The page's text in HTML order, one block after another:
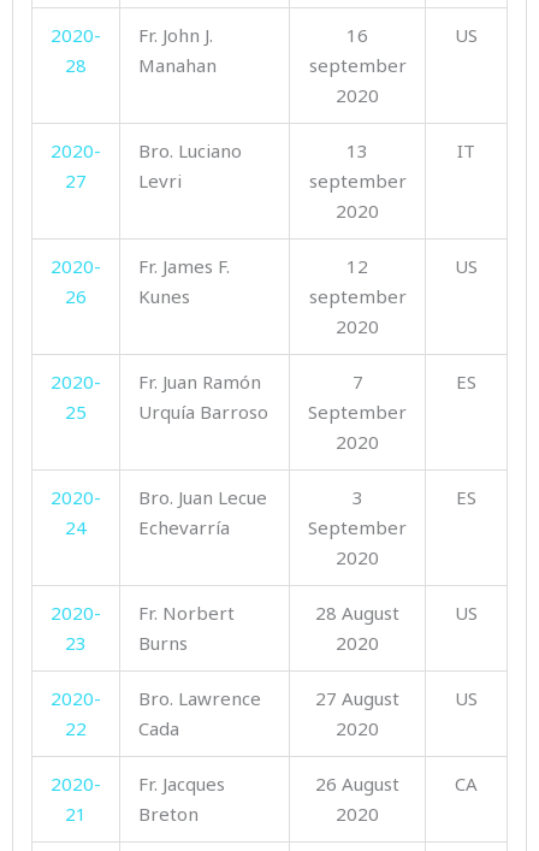
2020-
28
Fr. John J.
Manahan
16
september
2020
US
2020-
27
Bro. Luciano
Levri
13
september
2020
IT
2020-
26
Fr. James F.
Kunes
12
september
2020
US
2020-
25
Fr. Juan Ramón
Urquía Barroso
7
September
2020
ES
2020-
24
Bro. Juan Lecue
Echevarría
3
September
2020
ES
2020-
23
Fr. Norbert
Burns
28 August
2020
US
2020-
22
Bro. Lawrence
Cada
27 August
2020
US
2020-
21
Fr. Jacques
Breton
26 August
2020
CA